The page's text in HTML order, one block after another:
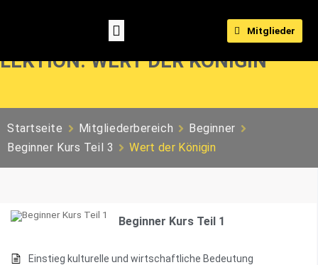
Mitglieder
LEKTION: WERT DER KÖNIGIN
Startseite Mitgliederbereich
Beginner
Beginner Kurs Teil 3
Wert der Königin
Beginner Kurs Teil 1
Einstieg kulturelle und wirtschaftliche Bedeutung